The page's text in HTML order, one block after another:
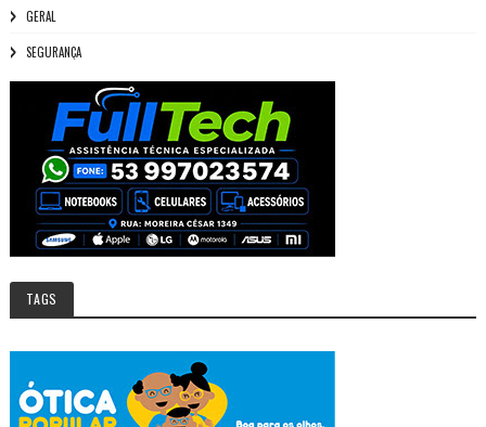
GERAL
SEGURANÇA
TAGS